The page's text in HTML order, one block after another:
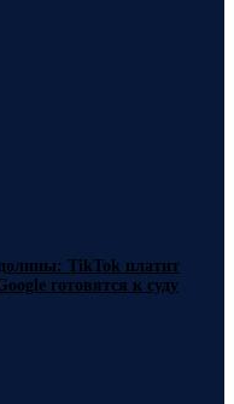
TikTok платит
готовятся к суду